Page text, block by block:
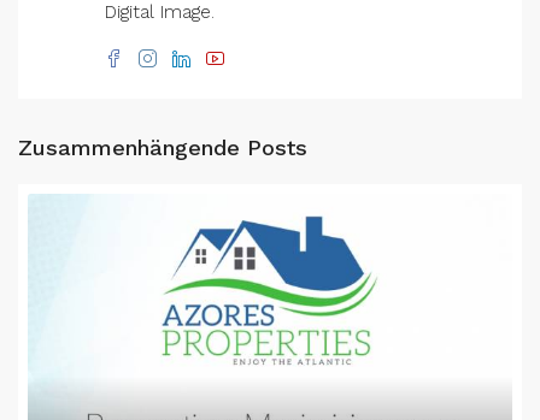
Digital Image.
Zusammenhängende Posts